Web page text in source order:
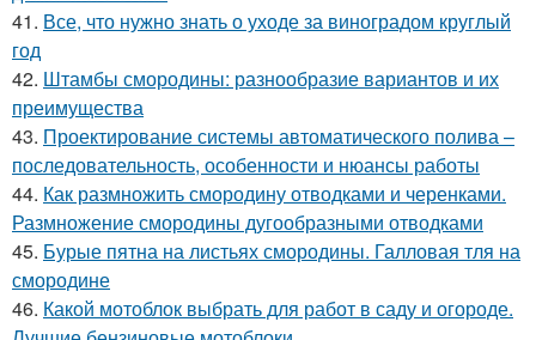
41. Все, что нужно знать о уходе за виноградом круглый
год
42. Штамбы смородины: разнообразие вариантов и их
преимущества
43. Проектирование системы автоматического полива –
последовательность, особенности и нюансы работы
44. Как размножить смородину отводками и черенками.
Размножение смородины дугообразными отводками
45. Бурые пятна на листьях смородины. Галловая тля на
смородине
46. Какой мотоблок выбрать для работ в саду и огороде.